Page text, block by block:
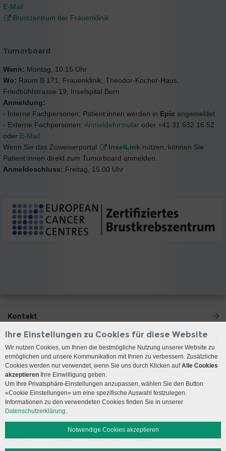
E-Mail
Brustzentrum der Frauenklinik
Tumorboard
Wann: Montag, 10.15 Uhr
Wo: Raum B 171, Frauenklinik, Theodor-Kocher-Haus,
Friedbühlstrasse 19, Inselspital Bern
Anmeldung:
- Interne Fachpersonen: Patient:innen werden in Epic angemeldet
- Externe Fachpersonen: Anmeldeformular oder +41 31 632 16 52
oder E-Mail
Wenn Sie das Zuweiserportal
InselLink nutzen, können Sie
Patient:innen direkt zum Tumorboard anmelden.
Anmeldeschluss: Freitag, 15.00 Uhr
Kontakt
Anmeldungen für ein Tumorboard
Anreise
Besuchszeiten
Social Media
Impressum Disclaimer Datenschutz Sitemap
Ihre Einstellungen zu Cookies für diese Website
Wir nutzen Cookies, um Ihnen die bestmögliche Nutzung unserer Website zu
ermöglichen und unsere Kommunikation mit Ihnen zu verbessern. Zusätzliche
Cookies werden nur verwendet, wenn Sie uns durch Klicken aufAlle Cookies
akzeptieren Ihre Einwilligung geben.
Um Ihre Privatsphäre-Einstellungen anzupassen, wählen Sie den Button
«Cookie Einstellungen» um eine spezifische Auswahl festzulegen.
Informationen zu den verwendeten Cookies finden Sie in unserer
Datenschutzerklärung.
Notwendige Cookies akzeptieren